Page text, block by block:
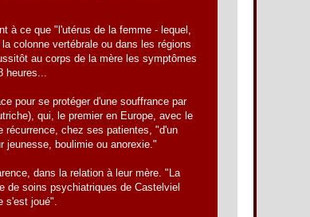
à ce que "l'utérus de la femme - lequel,
colonne vertébrale ou dans les régions
au corps de la mère les symptômes
heures...
pour se protéger d'une souffrance par
qui, le premier en Europe, avec le
récurrence, chez ses patientes, "d'un
jeunesse, boulimie ou anorexie."
dans la relation à leur mère. "La
de soins psychiatriques de Castelviel
s'est joué".